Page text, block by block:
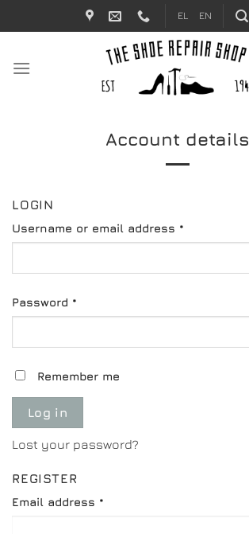
to
EL EN
Account details
LOGIN
Username or email address *
Password *
Remember me
Log in
Lost your password?
REGISTER
Email address *